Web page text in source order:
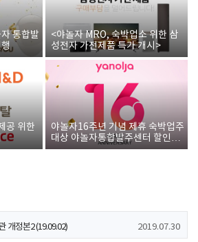
통합발
<야놀자 MRO, 숙박업소 위한 삼
성전자 가전제품 특가 개시>
공 위한
야놀자16주년 기념 제휴 숙박업주
대상 야놀자통합발주센터 할인쿠
폰 증정
본1 (19.09.02)
개정본2 (19.09.02) 2019.07.30